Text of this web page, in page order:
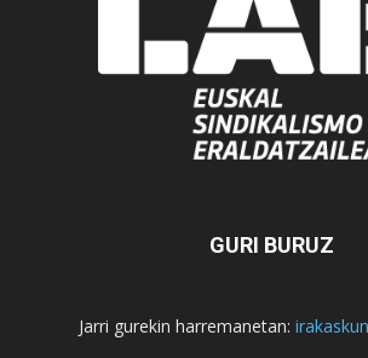
GURI BURUZ
Jarri gurekin harremanetan: